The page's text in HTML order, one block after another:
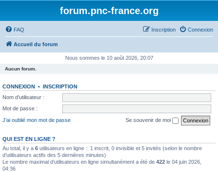
forum.pnc-france.org
FAQ Connexion
Inscription
Accueil du forum
Nous sommes le 10 août 2026, 20:07
Aucun forum.
CONNEXION • INSCRIPTION
Nom d’utilisateur :
Mot de passe :
J’ai oublié mon mot de passe
Se souvenir de moi
QUI EST EN LIGNE ?
Au total, il y a 6 utilisateurs en ligne :: 1 inscrit, 0 invisible et 5 invités (selon le nombre
d’utilisateurs actifs des 5 dernières minutes)
Le nombre maximal d’utilisateurs en ligne simultanément a été de 422 le 04 juin 2026,
04:36